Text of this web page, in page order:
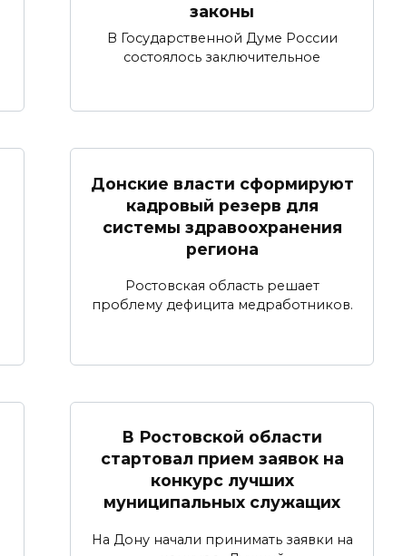
законы
В Государственной Думе России
состоялось заключительное
Донские власти сформируют
кадровый резерв для
системы здравоохранения
региона
Ростовская область решает
проблему дефицита медработников.
В Ростовской области
стартовал прием заявок на
конкурс лучших
муниципальных служащих
На Дону начали принимать заявки на